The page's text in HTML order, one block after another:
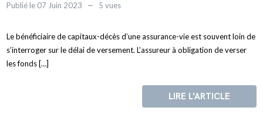
Publié le 07 Juin 2023 5 vues
Le bénéficiaire de capitaux-décès d’une assurance-vie est souvent loin de
s’interroger sur le délai de versement. L’assureur à obligation de verser
les fonds […]
LIRE L'ARTICLE